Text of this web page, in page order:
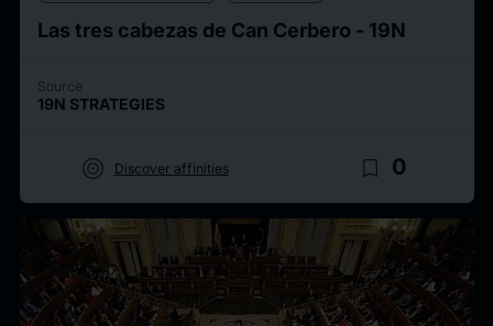
Las tres cabezas de Can Cerbero - 19N
Source
19N STRATEGIES
target Discover affinities bookmark_border 0